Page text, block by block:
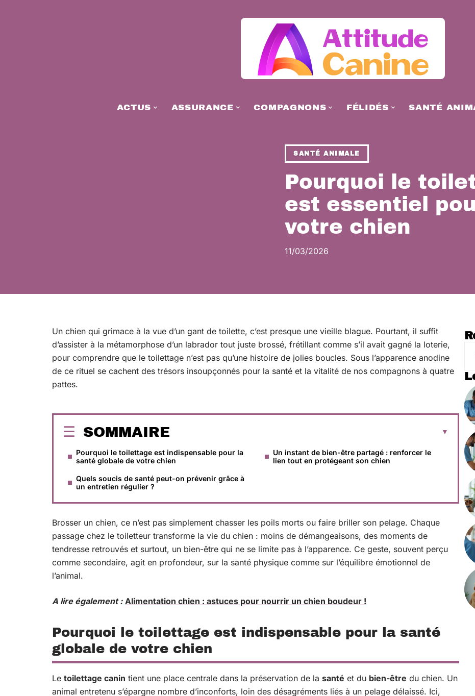
ACTUS ASSURANCE COMPAGNONS FÉLIDÉS SANTÉ
SANTÉ ANIMALE
Pourquoi le
est essentiel
votre chien
11/03/2026
Un chien qui grimace à la vue d’un gant de toilette, c’est presque une vieille blague. Pourtant, il suffit
d’assister à la métamorphose d’un labrador tout juste brossé, frétillant comme s’il avait gagné la loterie,
pour comprendre que le toilettage n’est pas qu’une histoire de jolies boucles. Sous l’apparence anodine
de ce rituel se cachent des trésors insoupçonnés pour la santé et la vitalité de nos compagnons à quatre
pattes.
SOMMAIRE
Pourquoi le toilettage est indispensable pour la
santé globale de votre chien
Quels soucis de santé peut-on prévenir grâce à
un entretien régulier ?
Un instant de bien-être partagé : renforcer le
lien tout en protégeant son chien
Brosser un chien, ce n’est pas simplement chasser les poils morts ou faire briller son pelage. Chaque
passage chez le toiletteur transforme la vie du chien : moins de démangeaisons, des moments de
tendresse retrouvés et surtout, un bien-être qui ne se limite pas à l’apparence. Ce geste, souvent perçu
comme secondaire, agit en profondeur, sur la santé physique comme sur l’équilibre émotionnel de
l’animal.
A lire également : Alimentation chien : astuces pour nourrir un chien boudeur !
Pourquoi le toilettage est indispensable pour la santé
globale de votre chien
Le toilettage canin tient une place centrale dans la préservation de la santé et du bien-être du chien. Un
animal entretenu s’épargne nombre d’inconforts, loin des désagréments liés à un pelage délaissé. Ici,